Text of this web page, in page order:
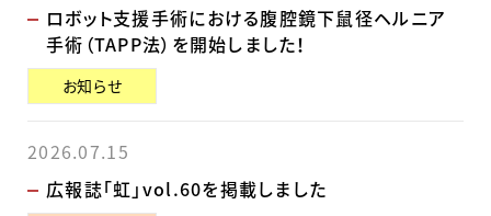
ロボット支援手術における腹腔鏡下鼠径ヘルニア
手術（TAPP法）を開始しました！
お知らせ
2026.07.15
広報誌「虹」vol.60を掲載しました